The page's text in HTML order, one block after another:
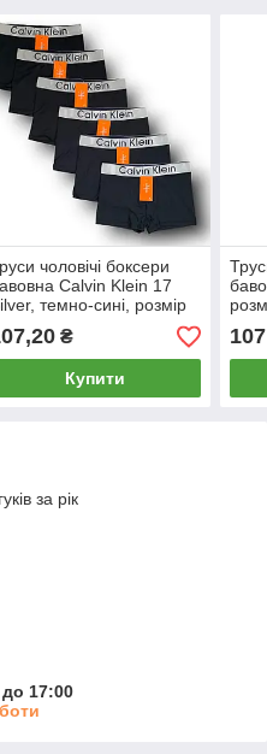
чоловічі боксери
Calvin Klein 17
темно-сині, розмір
(52-54), 013076
₴
Купити
за рік
17:00